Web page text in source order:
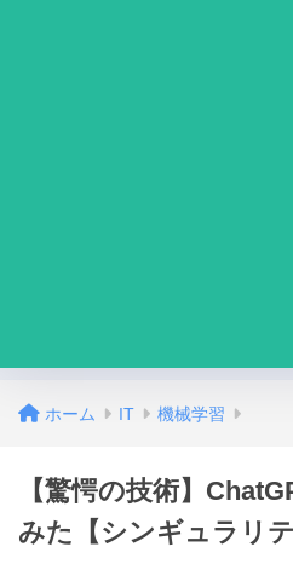
ホーム IT 機械学習
【驚愕の技術】
みた【シンギュラリテ